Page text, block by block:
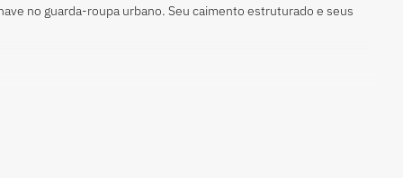
no guarda-roupa urbano. Seu caimento estruturado e seus